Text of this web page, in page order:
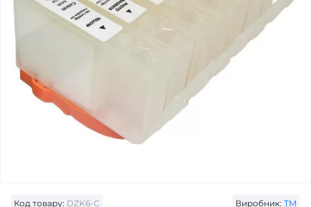
Код товару: DZK6-C Виробник: ТМ